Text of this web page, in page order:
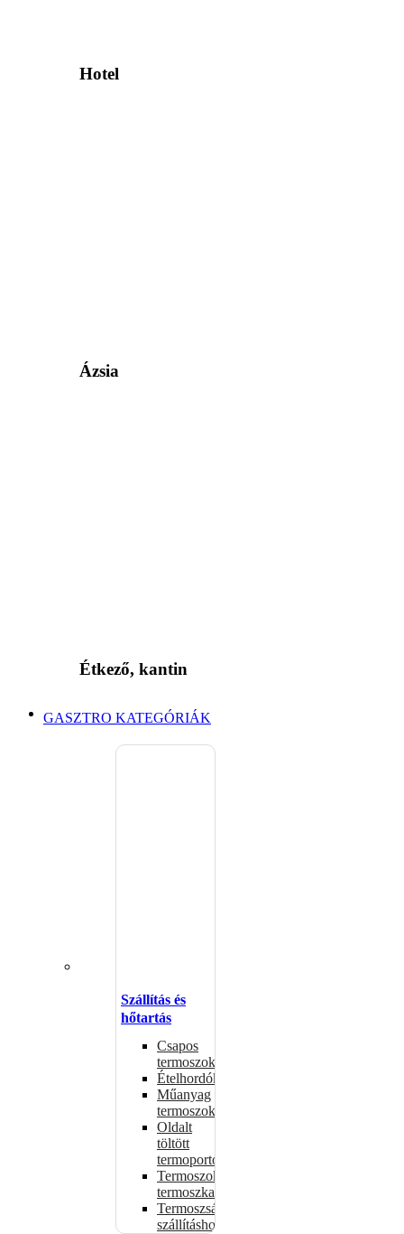
Hotel
Ázsia
Étkező, kantin
GASZTRO KATEGÓRIÁK
Szállítás és
hőtartás
Csapos
termoszok
Ételhordók
Műanyag
termoszok
Oldalt
töltött
termoportok
Termoszok,
termoszkannák
Termoszsákok
szállításhoz